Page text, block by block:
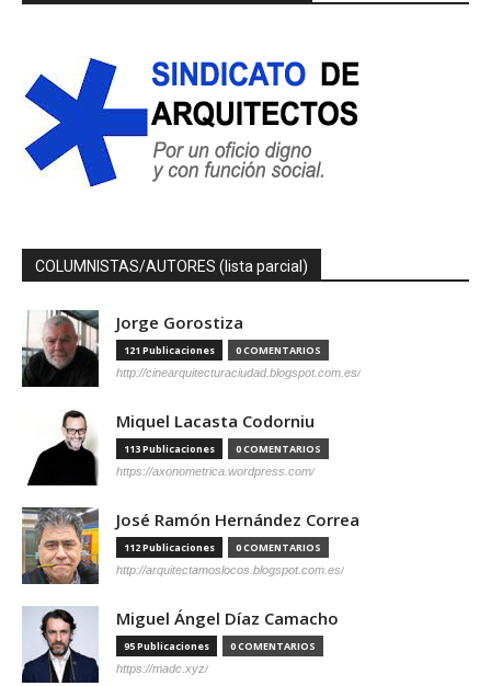
COLUMNISTAS/AUTORES (lista parcial)
Jorge Gorostiza
121 Publicaciones 0 COMENTARIOS
http://cinearquitecturaciudad.blogspot.com.es/
Miquel Lacasta Codorniu
113 Publicaciones 0 COMENTARIOS
https://axonometrica.wordpress.com/
José Ramón Hernández Correa
112 Publicaciones 0 COMENTARIOS
http://arquitectamoslocos.blogspot.com.es/
Miguel Ángel Díaz Camacho
95 Publicaciones 0 COMENTARIOS
https://madc.xyz/